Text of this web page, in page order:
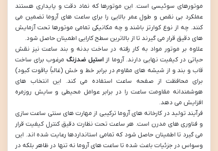
موتورهای سوئیسی است. این موتورها که نماد دقت و پایداری هستند
عملکرد بی نقص و طول عمر بالایی را برای ساعت های آروما تضمین می
کنند. چه از نوع کوارتز باشند و چه مکانیکی تمامی موتورها تحت آزمایش
های دقیق قرار می گیرند تا از بالاترین سطح کارایی اطمینان حاصل شود.
علاوه بر موتور مواد به کار رفته در ساخت بدنه و بند ساعت نیز نقش
حیاتی در کیفیت نهایی دارند. آروما از استیل ضدزنگ مرغوب برای ساخت
قاب و بند و از شیشه های مقاوم در برابر خط و خش (غالباً یاقوت کبود)
برای محافظت از صفحه ساعت استفاده می کند. این انتخاب های
هوشمندانه مقاومت ساعت را در برابر عوامل محیطی و سایش روزمره
افزایش می دهد.
فرآیند تولید در کارخانه های آروما ترکیبی از مهارت های سنتی ساعت سازی
و فناوری های مدرن است. هر ساعت تحت نظارت دقیق کنترل کیفیت قرار
می گیرد تا اطمینان حاصل شود که تمامی استانداردها رعایت شده اند. این
وسواس در جزئیات باعث شده تا ساعت های آروما نه تنها در ظاهر بلکه در